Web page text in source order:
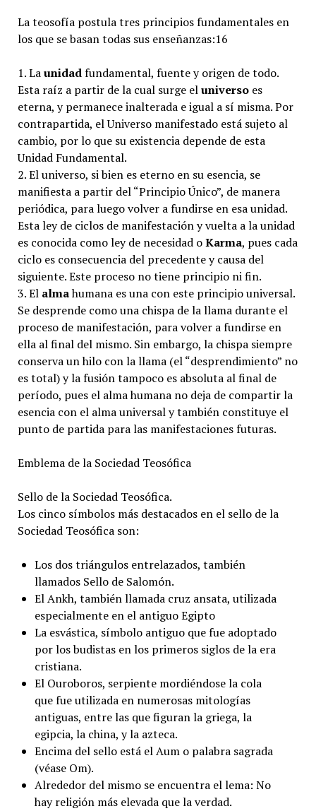
La teosofía postula tres principios fundamentales en
los que se basan todas sus enseñanzas:16​
1. Launidadfundamental, fuente y origen de todo.
Esta raíz a partir de la cual surge eluniversoes
eterna, y permanece inalterada e igual a sí misma. Por
contrapartida, el Universo manifestado está sujeto al
cambio, por lo que su existencia depende de esta
Unidad Fundamental.
2. El universo, si bien es eterno en su esencia, se
manifiesta a partir del “Principio Único”, de manera
periódica, para luego volver a fundirse en esa unidad.
Esta ley de ciclos de manifestación y vuelta a la unidad
es conocida como ley de necesidad oKarma, pues cada
ciclo es consecuencia del precedente y causa del
siguiente. Este proceso no tiene principio ni fin.
3. El almahumana es una con este principio universal.
Se desprende como una chispa de la llama durante el
proceso de manifestación, para volver a fundirse en
ella al final del mismo. Sin embargo, la chispa siempre
conserva un hilo con la llama (el “desprendimiento” no
es total) y la fusión tampoco es absoluta al final de
período, pues el alma humana no deja de compartir la
esencia con el alma universal y también constituye el
punto de partida para las manifestaciones futuras.
Emblema de la Sociedad Teosófica
Sello de la Sociedad Teosófica.
Los cinco símbolos más destacados en el sello de la
Sociedad Teosófica son:
Los dos triángulos entrelazados, también
llamados Sello de Salomón.
El Ankh, también llamada cruz ansata, utilizada
especialmente en el antiguo Egipto
La esvástica, símbolo antiguo que fue adoptado
por los budistas en los primeros siglos de la era
cristiana.
El Ouroboros, serpiente mordiéndose la cola
que fue utilizada en numerosas mitologías
antiguas, entre las que figuran la griega, la
egipcia, la china, y la azteca.
Encima del sello está el Aum o palabra sagrada
(véase Om).
Alrededor del mismo se encuentra el lema: No
hay religión más elevada que la verdad.